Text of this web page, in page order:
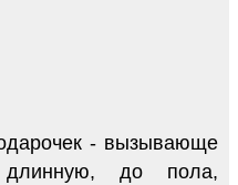
- вызывающе
длинную, до пола,